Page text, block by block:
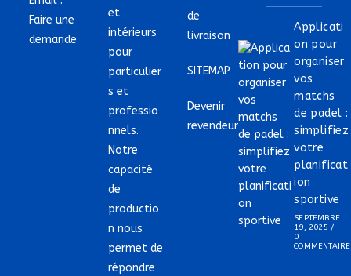
Faire une
demande
et
intérieurs
pour
particulier
s et
professio
nnels.
Notre
capacité
de
productio
n nous
permet de
répondre
de
livraison
SITEMAP
Devenir
revendeur
Applicati
on pour
organiser
vos
matchs
de padel :
simplifiez
votre
planificat
ion
sportive
SEPTEMBRE
19, 2025 /
0
COMMENTAIRE